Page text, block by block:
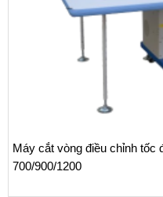
Bàn trải vải thổi